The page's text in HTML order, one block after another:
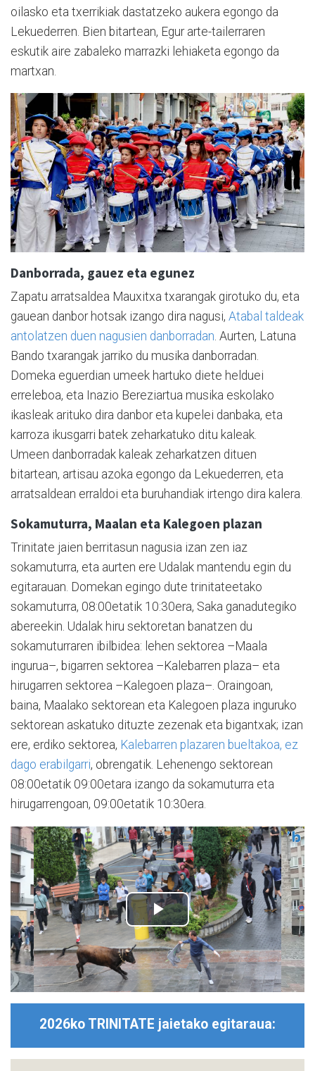
oilasko eta txerrikiak dastatzeko aukera egongo da
Lekuederren. Bien bitartean, Egur arte-tailerraren
eskutik aire zabaleko marrazki lehiaketa egongo da
martxan.
Danborrada, gauez eta egunez
Zapatu arratsaldea Mauxitxa txarangak girotuko du, eta
gauean danbor hotsak izango dira nagusi, Atabal taldeak
antolatzen duen nagusien danborradan . Aurten, Latuna
Bando txarangak jarriko du musika danborradan.
Domeka eguerdian umeek hartuko diete helduei
erreleboa, eta Inazio Bereziartua musika eskolako
ikasleak arituko dira danbor eta kupelei danbaka, eta
karroza ikusgarri batek zeharkatuko ditu kaleak.
Umeen danborradak kaleak zeharkatzen dituen
bitartean, artisau azoka egongo da Lekuederren, eta
arratsaldean erraldoi eta buruhandiak irtengo dira kalera.
Sokamuturra, Maalan eta Kalegoen plazan
Trinitate jaien berritasun nagusia izan zen iaz
sokamuturra, eta aurten ere Udalak mantendu egin du
egitarauan. Domekan egingo dute trinitateetako
sokamuturra, 08:00etatik 10:30era, Saka ganadutegiko
abereekin. Udalak hiru sektoretan banatzen du
sokamuturraren ibilbidea: lehen sektorea –Maala
ingurua–, bigarren sektorea –Kalebarren plaza– eta
hirugarren sektorea –Kalegoen plaza–. Oraingoan,
baina, Maalako sektorean eta Kalegoen plaza inguruko
sektorean askatuko dituzte zezenak eta bigantxak; izan
ere, erdiko sektorea, Kalebarren plazaren bueltakoa, ez
dago erabilgarri, obrengatik. Lehenengo sektorean
08:00etatik 09:00etara izango da sokamuturra eta
hirugarrengoan, 09:00etatik 10:30era.
2026ko TRINITATE jaietako egitaraua: